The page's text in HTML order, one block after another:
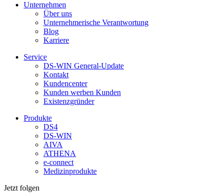
Unternehmen
Über uns
Unternehmerische Verantwortung
Blog
Karriere
Service
DS-WIN General-Update
Kontakt
Kundencenter
Kunden werben Kunden
Existenzgründer
Produkte
DS4
DS-WIN
AIVA
ATHENA
e-connect
Medizinprodukte
Jetzt folgen